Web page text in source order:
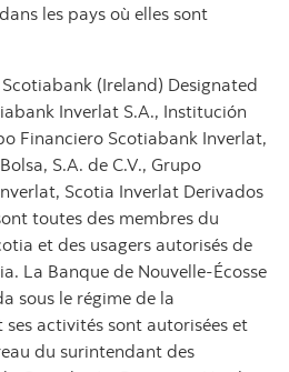
les pays où elles sont
(Ireland) Designated
Inverlat S.A., Institución
Financiero Scotiabank Inverlat,
S.A. de C.V., Grupo
Scotia Inverlat Derivados
toutes des membres du
et des usagers autorisés de
La Banque de Nouvelle-Écosse
sous le régime de la
activités sont autorisées et
du surintendant des